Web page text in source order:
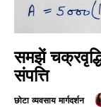
समझें
संपत्ति
छोटा व्यवसाय मार्गदर्शन